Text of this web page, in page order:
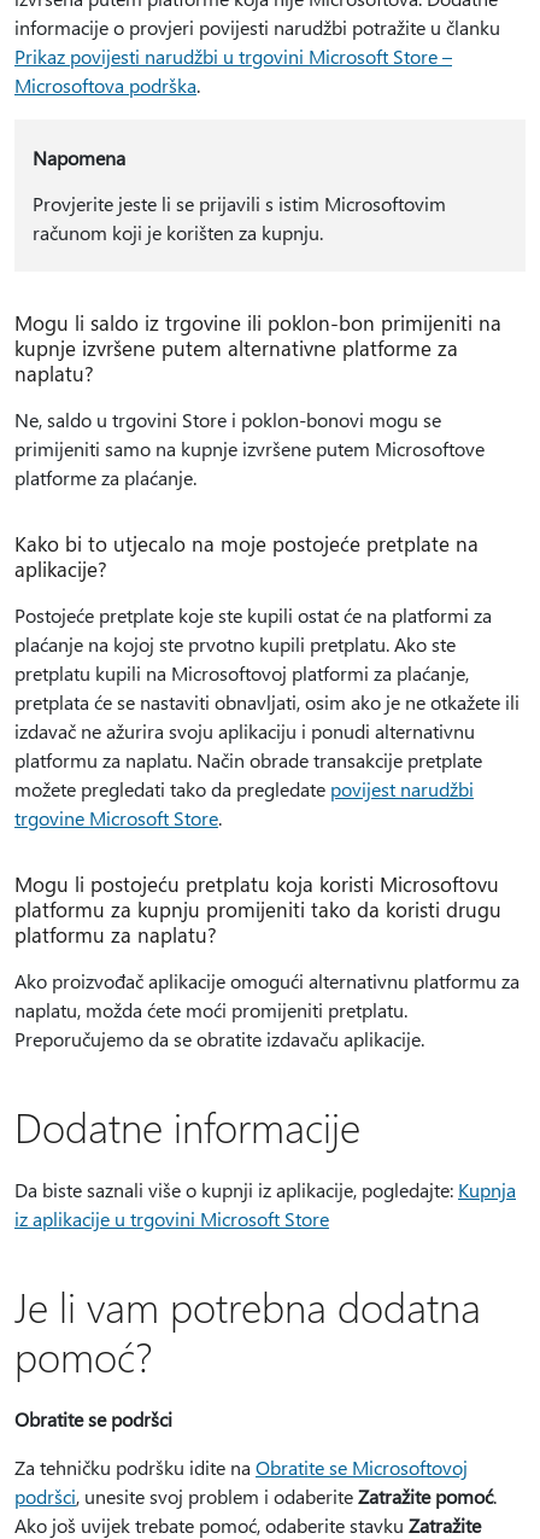
informacije o provjeri povijesti narudžbi potražite u članku
Prikaz povijesti narudžbi u trgovini Microsoft Store –
Microsoftova podrška.
Napomena
Provjerite jeste li se prijavili s istim Microsoftovim
računom koji je korišten za kupnju.
Mogu li saldo iz trgovine ili poklon-bon primijeniti na
kupnje izvršene putem alternativne platforme za
naplatu?
Ne, saldo u trgovini Store i poklon-bonovi mogu se
primijeniti samo na kupnje izvršene putem Microsoftove
platforme za plaćanje.
Kako bi to utjecalo na moje postojeće pretplate na
aplikacije?
Postojeće pretplate koje ste kupili ostat će na platformi za
plaćanje na kojoj ste prvotno kupili pretplatu. Ako ste
pretplatu kupili na Microsoftovoj platformi za plaćanje,
pretplata će se nastaviti obnavljati, osim ako je ne otkažete ili
izdavač ne ažurira svoju aplikaciju i ponudi alternativnu
platformu za naplatu. Način obrade transakcije pretplate
možete pregledati tako da pregledate povijest narudžbi
trgovine Microsoft Store.
Mogu li postojeću pretplatu koja koristi Microsoftovu
platformu za kupnju promijeniti tako da koristi drugu
platformu za naplatu?
Ako proizvođač aplikacije omogući alternativnu platformu za
naplatu, možda ćete moći promijeniti pretplatu.
Preporučujemo da se obratite izdavaču aplikacije.
Dodatne informacije
Da biste saznali više o kupnji iz aplikacije, pogledajte: Kupnja
iz aplikacije u trgovini Microsoft Store
Je li vam potrebna dodatna
pomoć?
Obratite se podršci
Za tehničku podršku idite na Obratite se Microsoftovoj
podršci, unesite svoj problem i odaberiteZatražite pomoć.
Ako još uvijek trebate pomoć, odaberite stavku Zatražite